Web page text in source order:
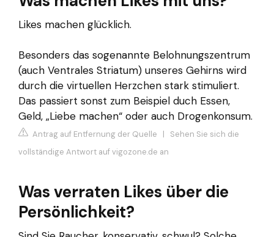
Likes machen glücklich.
Besonders das sogenannte Belohnungszentrum
(auch Ventrales Striatum) unseres Gehirns wird
durch die virtuellen Herzchen stark stimuliert.
Das passiert sonst zum Beispiel duch Essen,
Geld, „Liebe machen“ oder auch Drogenkonsum.
Antrag auf Entfernung der Quelle | Sehen Sie sich die
vollständige Antwort auf vigozone.de an
Was verraten Likes über die
Persönlichkeit?